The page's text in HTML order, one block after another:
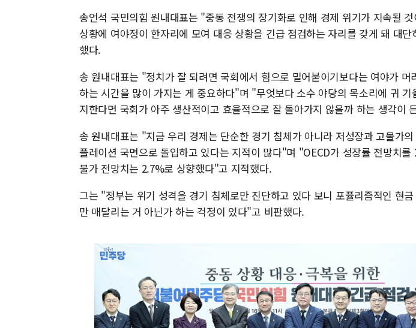
송언석 국민의힘 원내대표는 "중동 전쟁의 장기화로 인해 경제 위기가 지속될
상황에 여야정이 한자리에 모여 대응 상황을 긴급 점검하는 자리를 갖게 돼 대
했다.
송 원내대표는 "정치가 잘 되려면 국회에서 힘으로 밀어붙이기보다는 여야가 머
하는 시간을 많이 가지는 게 중요하다"며 "무엇보다 소수 야당의 목소리에 귀 기
지한다면 국회가 아주 생산적이고 효율적으로 잘 돌아가지 않을까 하는 생각이
송 원내대표는 "지금 우리 경제는 단순한 경기 침체가 아니라 저성장과 고물가
플레이션 국면으로 돌입하고 있다는 지적이 많다"며 "OECD가 성장률 전망치
물가 전망치는 2.7%로 상향했다"고 지적했다.
그는 "정부는 위기 성격을 경기 침체로만 진단하고 있다 보니 포퓰리즘적인 현
만 매달리는 거 아닌가 하는 걱정이 있다"고 비판했다.